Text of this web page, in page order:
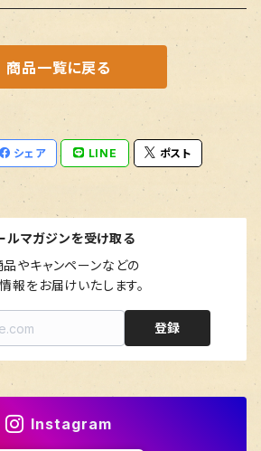
商品一覧に戻る
シェア LINE ポスト
ルマガジンを受け取る
やキャンペーンなどの
報をお届けいたします。
登録
Instagram